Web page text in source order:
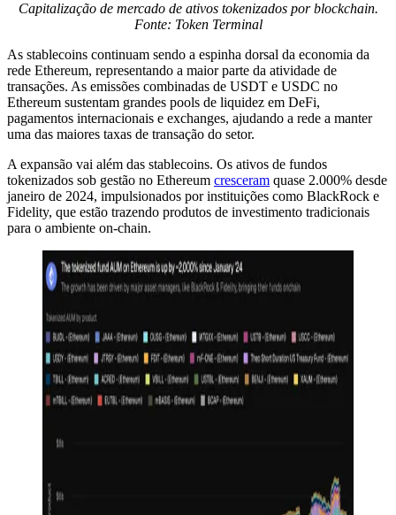
Capitalização de mercado de ativos tokenizados por blockchain.
Fonte: Token Terminal
As stablecoins continuam sendo a espinha dorsal da economia da
rede Ethereum, representando a maior parte da atividade de
transações. As emissões combinadas de USDT e USDC no
Ethereum sustentam grandes pools de liquidez em DeFi,
pagamentos internacionais e exchanges, ajudando a rede a manter
uma das maiores taxas de transação do setor.
A expansão vai além das stablecoins. Os ativos de fundos
tokenizados sob gestão no Ethereum cresceram quase 2.000% desde
janeiro de 2024, impulsionados por instituições como BlackRock e
Fidelity, que estão trazendo produtos de investimento tradicionais
para o ambiente on-chain.